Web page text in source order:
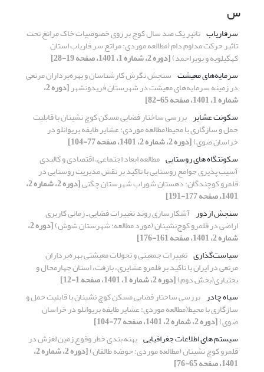
س
سرفاریاب تاثیر یک صد سال کوچ بر روی خصوصیات خاک مراتع تحت
تاثیر حرکت مداوم دام (مطالعه موردی: مراتع سر فاریاب استان
کهگیلویه و بویراحمد)[دوره 2، شماره 1، 1401، صفحه 19-28]
سرمایه‌های معیشت سنجش نگرش کارشناسان و بهره‌برداران مرتعی
در زمینه سرمایه‌های معیشت در شهرستان فریدونشهر [دوره 2،
شماره 1، 1401، صفحه 65-82]
سکونت عشایر بررسی ساختار فضایی مسکن کوچ نشینان با قابلیت
حمل و سازگاری با محیط(مطالعه موردی: عشایر طایفه بریوانلو در
خراسان ضوی)[دوره 2، شماره 2، 1401، صفحه 77-104]
سکونتگاه های روستایی مطالعه ابعاد اجتماعی، اقتصادی و کالبدی
آسیب پذیری جوامع روستایی با تاکید بر نقش مدیریت روستایی در
قلمرو کوچندگان: دهستان شوراب شهرستان چگنی [دوره 2، شماره 2،
1401، صفحه 177-191]
سنجش ازدور آشکارسازی روند تغییرات فضایی ـ زمانی کاربری
اراضی در قلمرو کوچ‌نشینان (مورد مطالعه: شهرستان شوش) [دوره 2،
شماره 2، 1401، صفحه 161-176]
سیاست‌گذاری تغییرات جمعیتی و تحولات معیشتی بهره‌برداران
مرتعی در ایران با تاکید بر قلمرو عشایری، بازفت، استان چهارمحال و
بختیاری(بخش دوم)[دوره 2، شماره 1، 1401، صفحه 1-12]
سیاه چادر بررسی ساختار فضایی مسکن کوچ نشینان با قابلیت حمل و
سازگاری با محیط(مطالعه موردی: عشایر طایفه بریوانلو در خراسان
ضوی)[دوره 2، شماره 2، 1401، صفحه 77-104]
سیستم های اطلاعات جغرافیایی پهنه بندی خطر وقوع زمین لغزش در
قلمرو کوچ نشینان (مطالعه موردی: حوضه طالقان) [دوره 2، شماره 2،
1401، صفحه 65-76]